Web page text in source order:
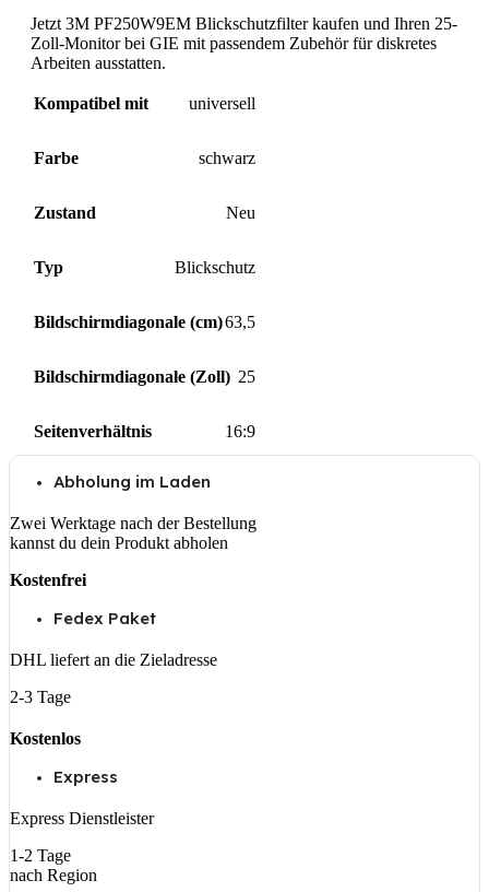
Jetzt 3M PF250W9EM Blickschutzfilter kaufen und Ihren 25-
Zoll-Monitor bei GIE mit passendem Zubehör für diskretes
Arbeiten ausstatten.
Kompatibel mit universell
Farbe schwarz
Zustand Neu
Typ Blickschutz
Bildschirmdiagonale (cm)63,5
Bildschirmdiagonale (Zoll) 25
Seitenverhältnis 16:9
Abholung im Laden
Zwei Werktage nach der Bestellung
kannst du dein Produkt abholen
Kostenfrei
Fedex Paket
DHL liefert an die Zieladresse
2-3 Tage
Kostenlos
Express
Express Dienstleister
1-2 Tage
nach Region